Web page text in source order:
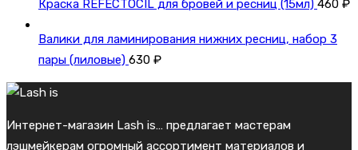
Краска REFECTOCIL для бровей и ресниц (15мл) 460 ₽
Валики для ламинирования нижних ресниц, набор 3
пары (лиловые) 630 ₽
Интернет-магазин Lash is… предлагает мастерам
лэшмейкерам огромный ассортимент материалов и